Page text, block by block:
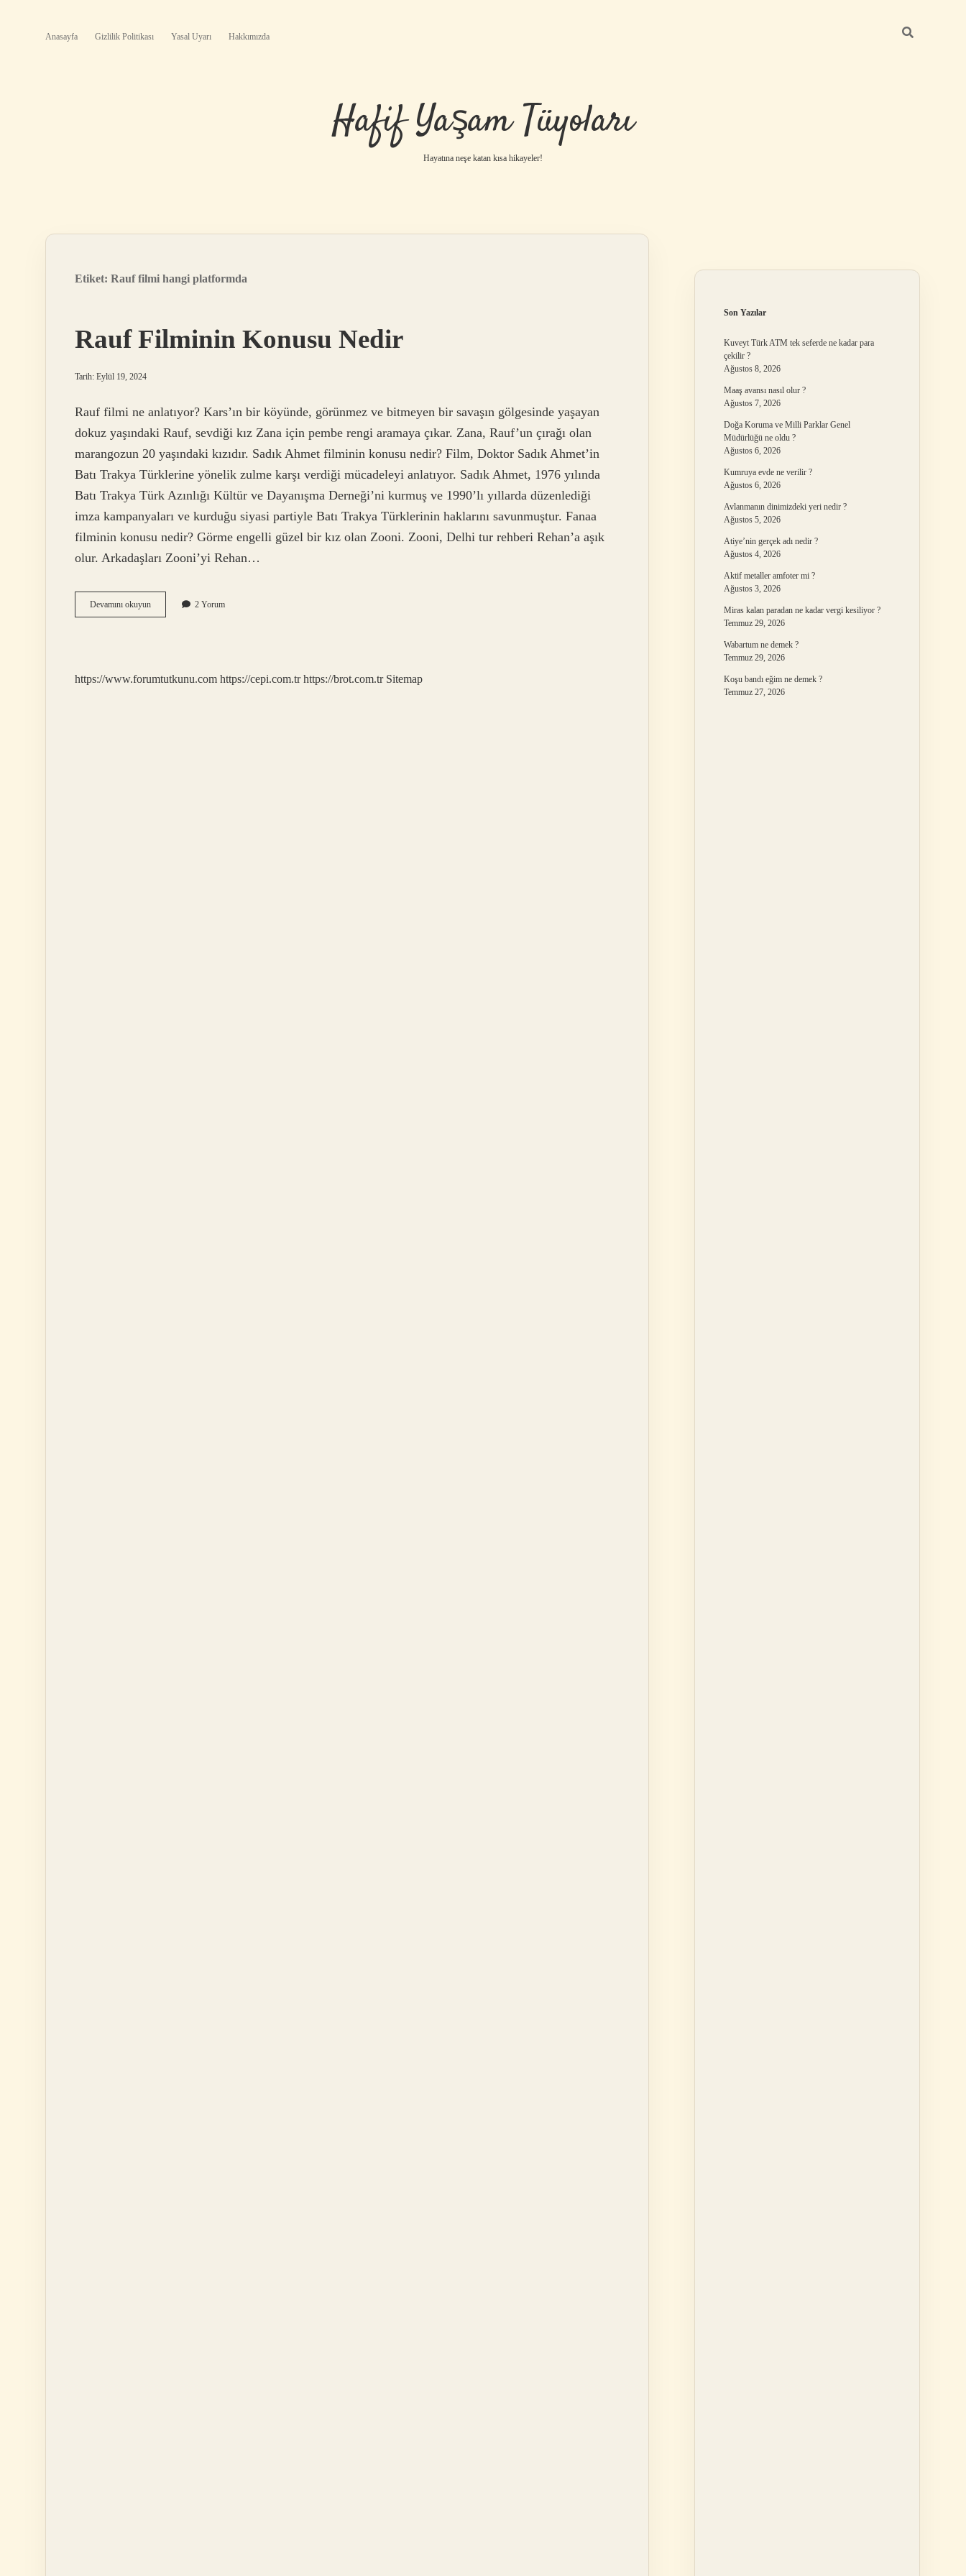
Anasayfa Gizlilik Politikası Yasal Uyarı Hakkımızda
Hafif Yaşam Tüyoları
Hayatına neşe katan kısa hikayeler!
Etiket: Rauf filmi hangi platformda
Rauf Filminin Konusu Nedir
Tarih: Eylül 19, 2024
Rauf filmi ne anlatıyor? Kars’ın bir köyünde, görünmez ve bitmeyen bir savaşın gölgesinde yaşayan
dokuz yaşındaki Rauf, sevdiği kız Zana için pembe rengi aramaya çıkar. Zana, Rauf’un çırağı olan
marangozun 20 yaşındaki kızıdır. Sadık Ahmet filminin konusu nedir? Film, Doktor Sadık Ahmet’in
Batı Trakya Türklerine yönelik zulme karşı verdiği mücadeleyi anlatıyor. Sadık Ahmet, 1976 yılında
Batı Trakya Türk Azınlığı Kültür ve Dayanışma Derneği’ni kurmuş ve 1990’lı yıllarda düzenlediği
imza kampanyaları ve kurduğu siyasi partiyle Batı Trakya Türklerinin haklarını savunmuştur. Fanaa
filminin konusu nedir? Görme engelli güzel bir kız olan Zooni. Zooni, Delhi tur rehberi Rehan’a aşık
olur. Arkadaşları Zooni’yi Rehan…
Devamını okuyunRauf
Filminin
2 Yorum
https://www.forumtutkunu.com https://cepi.com.tr https://brot.com.tr Sitemap
Son Yazılar
Kuveyt Türk ATM tek seferde ne kadar para
çekilir ?
Ağustos 8, 2026
Maaş avansı nasıl olur ?
Ağustos 7, 2026
Doğa Koruma ve Milli Parklar Genel
Müdürlüğü ne oldu ?
Ağustos 6, 2026
Kumruya evde ne verilir ?
Ağustos 6, 2026
Avlanmanın dinimizdeki yeri nedir ?
Ağustos 5, 2026
Atiye’nin gerçek adı nedir ?
Ağustos 4, 2026
Aktif metaller amfoter mi ?
Ağustos 3, 2026
Miras kalan paradan ne kadar vergi kesiliyor ?
Temmuz 29, 2026
Wabartum ne demek ?
Temmuz 29, 2026
Koşu bandı eğim ne demek ?
Temmuz 27, 2026